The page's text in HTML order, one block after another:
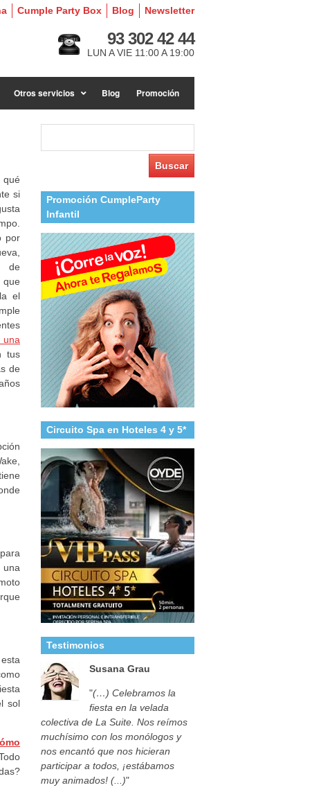
Newsletter
Blog
Cumple Party Box
93 302 42 44
LUN A VIE 11:00 A 19:00
Otros servicios Blog Promoción
si
por
de
que
el
una
tus
de
sol
Promoción CumpleParty
Infantil
Circuito Spa en Hoteles 4 y 5*
Testimonios
Susana Grau
"(…) Celebramos la
fiesta en la velada
colectiva de La Suite. Nos reímos
muchísimo con los monólogos y
nos encantó que nos hicieran
participar a todos, ¡estábamos
muy animados! (...)"